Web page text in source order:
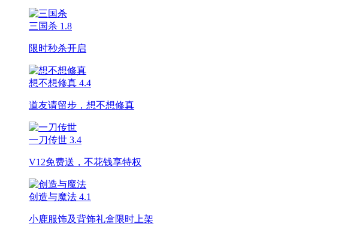
三国杀 1.8
限时秒杀开启
想不想修真 4.4
道友请留步，想不想修真
一刀传世 3.4
V12免费送，不花钱享特权
创造与魔法 4.1
小鹿服饰及背饰礼盒限时上架